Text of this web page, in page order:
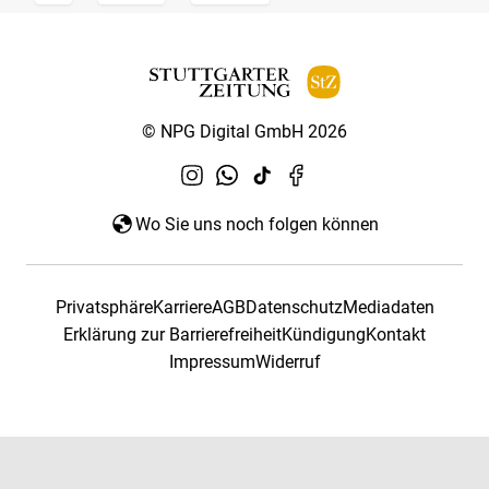
© NPG Digital GmbH 2026
Wo Sie uns noch folgen können
PrivatsphäreKarriereAGBDatenschutzMediadaten
Erklärung zur BarrierefreiheitKündigungKontakt
ImpressumWiderruf